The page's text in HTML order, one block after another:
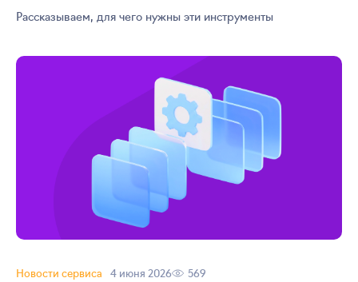
Рассказываем, для чего нужны эти инструменты
Новости сервиса 4 июня 2026 569